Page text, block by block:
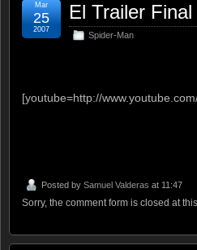
El Trailer
Spider-Man
Mar
25
2007
[youtube=http://
Posted by Samuel Valderas at 11:47
Sorry, the comment form is closed at this